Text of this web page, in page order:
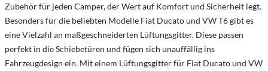
Zubehör für jeden Camper, der Wert auf Komfort und Sicherheit legt.
Besonders für die beliebten Modelle Fiat Ducato und VW T6 gibt es
eine Vielzahl an maßgeschneiderten Lüftungsgitter. Diese passen
perfekt in die Schiebetüren und fügen sich unauffällig ins
Fahrzeugdesign ein. Mit einem Lüftungsgitter für Fiat Ducato und VW